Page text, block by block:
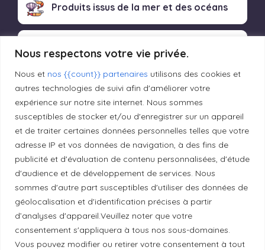
Nous respectons votre vie privée.
Nous et nos {{count}} partenaires utilisons des cookies et
autres technologies de suivi afin d'améliorer votre
expérience sur notre site internet. Nous sommes
susceptibles de stocker et/ou d'enregistrer sur un appareil
et de traiter certaines données personnelles telles que votre
adresse IP et vos données de navigation, à des fins de
publicité et d'évaluation de contenu personnalisées, d'étude
d'audience et de développement de services. Nous
sommes d'autre part susceptibles d'utiliser des données de
géolocalisation et d'identification précises à partir
d’analyses d'appareil.Veuillez noter que votre
consentement s'appliquera à tous nos sous-domaines.
Vous pouvez modifier ou retirer votre consentement à tout
Produits issus de la mer et des océans
Produits transformés artisanaux
Liens utiles
Mentions légales
Politique de confidentialité
Principes de publication